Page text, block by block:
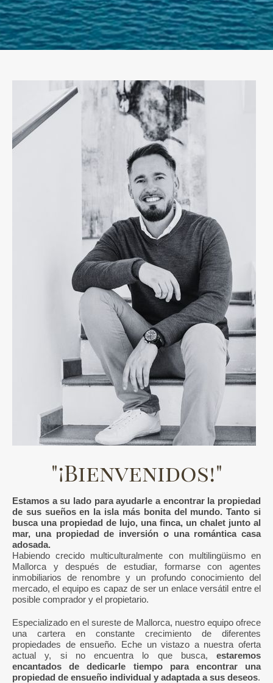
"¡Bienvenidos!"
Estamos a su lado para ayudarle a encontrar la propiedad
de sus sueños en la isla más bonita del mundo. Tanto si
busca una propiedad de lujo, una finca, un chalet junto al
mar, una propiedad de inversión o una romántica casa
adosada.
Habiendo crecido multiculturalmente con multilingüismo en
Mallorca y después de estudiar, formarse con agentes
inmobiliarios de renombre y un profundo conocimiento del
mercado, el equipo es capaz de ser un enlace versátil entre el
posible comprador y el propietario.
Especializado en el sureste de Mallorca, nuestro equipo ofrece
una cartera en constante crecimiento de diferentes
propiedades de ensueño. Eche un vistazo a nuestra oferta
actual y, si no encuentra lo que busca, estaremos
encantados de dedicarle tiempo para encontrar una
propiedad de ensueño individual y adaptada a sus deseos.